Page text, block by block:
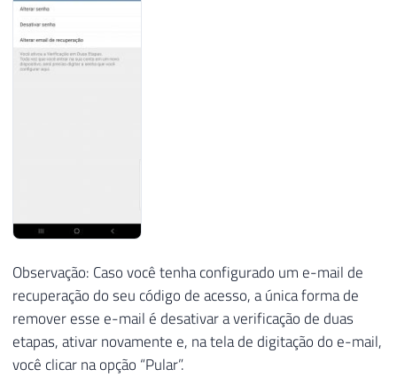
Observação: Caso você tenha configurado um e-mail de
recuperação do seu código de acesso, a única forma de
remover esse e-mail é desativar a verificação de duas
etapas, ativar novamente e, na tela de digitação do e-mail,
você clicar na opção “Pular”.